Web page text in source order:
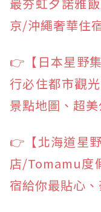
京/沖繩奢華住
👉【日本星野
行必住都市觀
景點地圖、超
👉【北海道星
店/Tomamu度
宿給你最貼心